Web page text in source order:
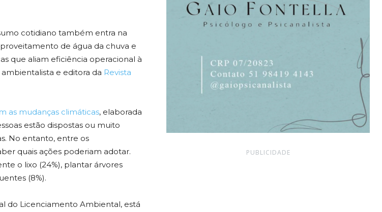
cotidiano também entra na
de água da chuva e
que aliam eficiência operacional à
e editora da Revista
as mudanças climáticas, elaborada
estão dispostas ou muito
No entanto, entre os
quais ações poderiam adotar.
o lixo (24%), plantar árvores
(8%).
do Licenciamento Ambiental, está
PUBLICIDADE